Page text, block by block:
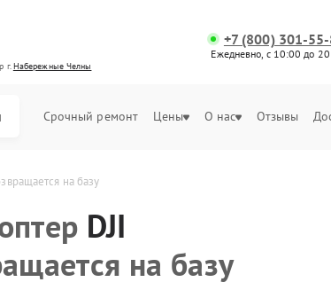
г.Набережные Челны
+7 (800) 301-
Ежедневно, с 10:00 до
Срочный ремонт Цены О нас Отзывы
на базу
DJI
на базу